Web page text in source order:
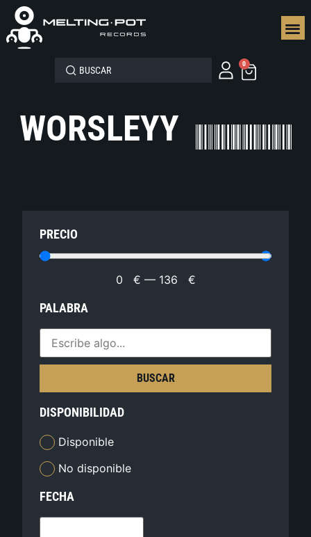
0
WORSLEYY
PRECIO
0 € — 136 €
PALABRA
BUSCAR
DISPONIBILIDAD
Disponible
No disponible
FECHA